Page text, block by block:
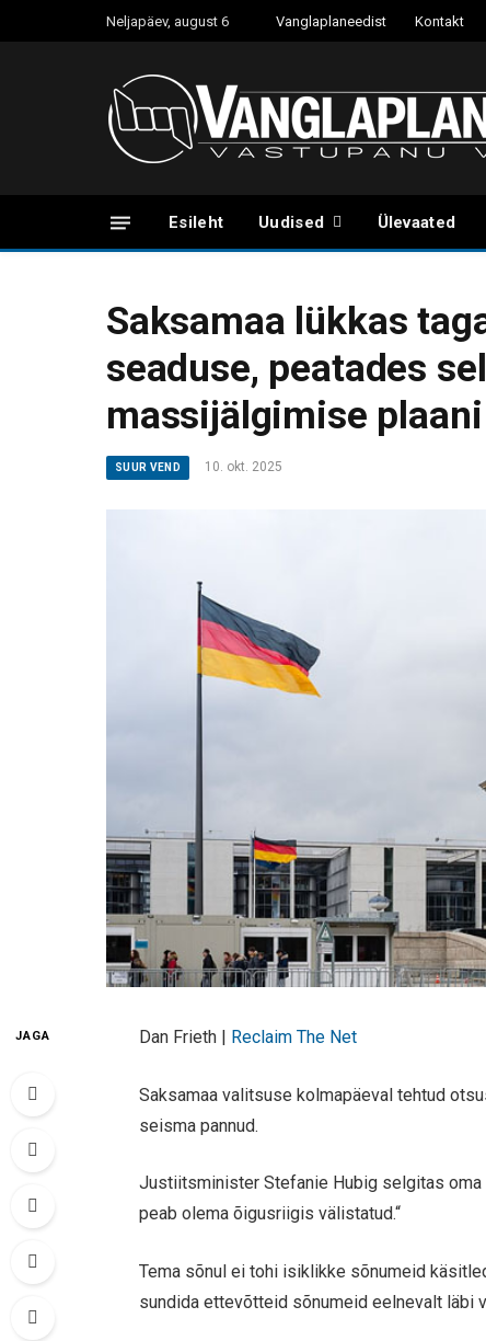
Neljapäev, august 6 Vanglaplaneedist Kontakt
Esileht Uudised Ülevaated
Saksamaa lükkas
seaduse, peatades
massijälgimise plaani
SUUR VEND 10. okt. 2025
JAGA Dan Frieth | Reclaim The Net
Saksamaa valitsuse kolmapäeval tehtud
seisma pannud.
Justiitsminister Stefanie Hubig selgitas oma
peab olema õigusriigis välistatud.“
Tema sõnul ei tohi isiklikke sõnumeid
sundida ettevõtteid sõnumeid eelnevalt läbi